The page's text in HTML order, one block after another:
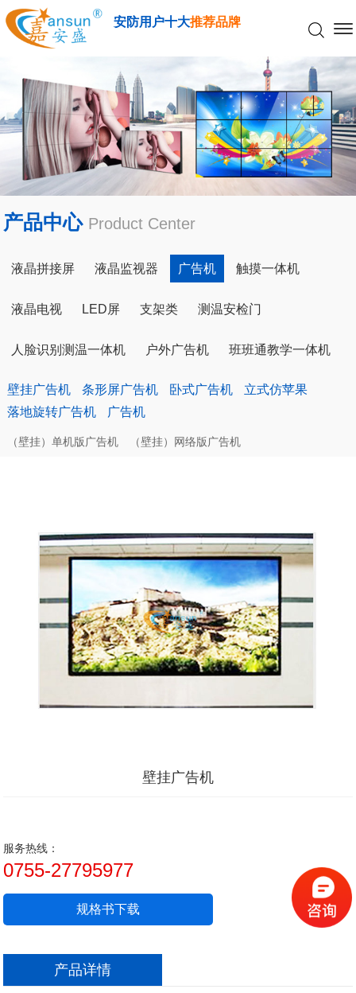
安防用户十大推荐品牌
产品中心 Product Center
液晶拼接屏 液晶监视器 广告机 触摸一体机
液晶电视 LED屏 支架类 测温安检门
人脸识别测温一体机 户外广告机 班班通教学一体机
壁挂广告机 条形屏广告机 卧式广告机
立式仿苹果
落地旋转广告机
广告机
（壁挂）单机版广告机 （壁挂）网络版广告机
壁挂广告机
服务热线：
0755-27795977
规格书下载
产品详情